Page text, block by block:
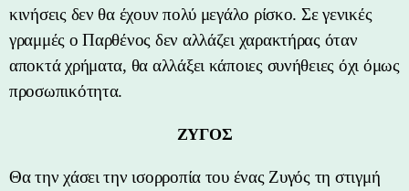
κινήσεις δεν θα έχουν πολύ μεγάλο ρίσκο. Σε γενικές
γραμμές ο Παρθένος δεν αλλάζει χαρακτήρας όταν
αποκτά χρήματα, θα αλλάξει κάποιες συνήθειες όχι όμως
προσωπικότητα.
ΖΥΓΟΣ
Θα την χάσει την ισορροπία του ένας Ζυγός τη στιγμή